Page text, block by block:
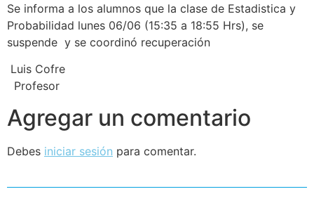
Se informa a los alumnos que la clase de Estadistica y
Probabilidad lunes 06/06 (15:35 a 18:55 Hrs), se
suspende y se coordinó recuperación
Luis Cofre
Profesor
Agregar un comentario
Debes iniciar sesión para comentar.